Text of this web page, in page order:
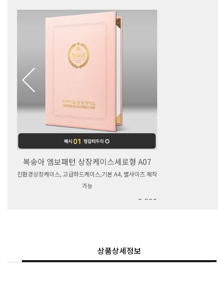
복숭아 엠보패턴 상장케이스세로형 A07
친환경상장케이스, 고급하드케이스,기본 A4, 별사이즈 제작
가능
2,500
상품상세정보